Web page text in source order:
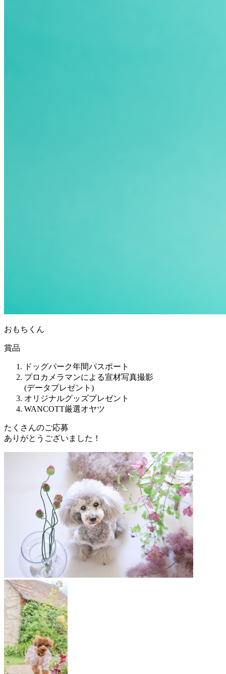
おもちくん
賞品
ドッグパーク年間パスポート
プロカメラマンによる宣材写真撮影
(データプレゼント)
オリジナルグッズプレゼント
WANCOTT厳選オヤツ
たくさんのご応募
ありがとうございました！